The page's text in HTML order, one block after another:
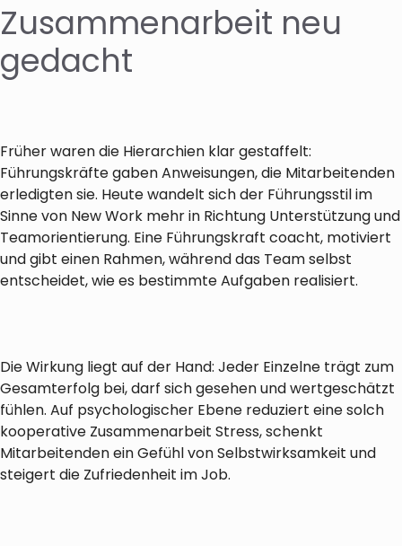
Zusammenarbeit neu
gedacht
Früher waren die Hierarchien klar gestaffelt:
Führungskräfte gaben Anweisungen, die Mitarbeitenden
erledigten sie. Heute wandelt sich der Führungsstil im
Sinne von New Work mehr in Richtung Unterstützung und
Teamorientierung. Eine Führungskraft coacht, motiviert
und gibt einen Rahmen, während das Team selbst
entscheidet, wie es bestimmte Aufgaben realisiert.
Die Wirkung liegt auf der Hand: Jeder Einzelne trägt zum
Gesamterfolg bei, darf sich gesehen und wertgeschätzt
fühlen. Auf psychologischer Ebene reduziert eine solch
kooperative Zusammenarbeit Stress, schenkt
Mitarbeitenden ein Gefühl von Selbstwirksamkeit und
steigert die Zufriedenheit im Job.